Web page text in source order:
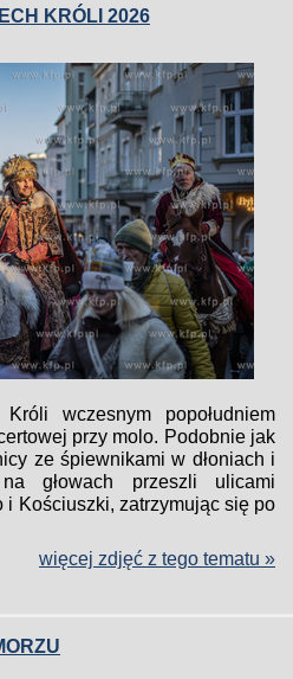
KRÓLI 2026
wczesnym popołudniem
przy molo. Podobnie jak
ze śpiewnikami w dłoniach i
głowach przeszli ulicami
i Kościuszki, zatrzymując się po
więcej zdjęć z tego tematu »